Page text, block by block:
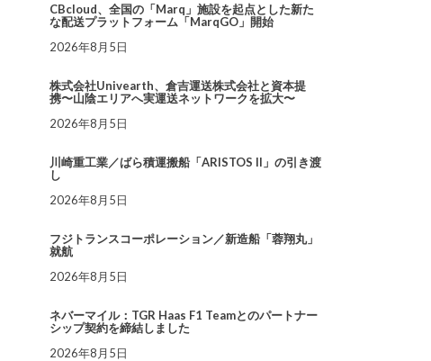
CBcloud、全国の「Marq」施設を起点とした新た
な配送プラットフォーム「MarqGO」開始
2026年8月5日
株式会社Univearth、倉吉運送株式会社と資本提
携〜山陰エリアへ実運送ネットワークを拡大〜
2026年8月5日
川崎重工業／ばら積運搬船「ARISTOS II」の引き渡
し
2026年8月5日
フジトランスコーポレーション／新造船「蓉翔丸」
就航
2026年8月5日
ネバーマイル：TGR Haas F1 Teamとのパートナー
シップ契約を締結しました
2026年8月5日